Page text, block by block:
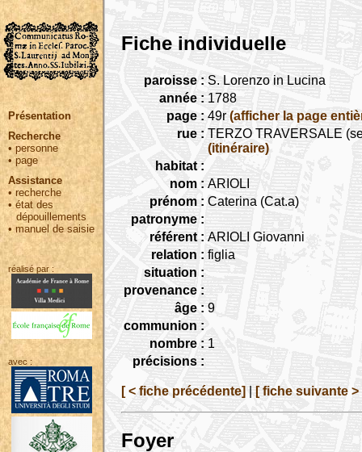
Présentation
Recherche
• personne
•page
Assistance
• recherche
•état des
dépouillements
•manuel de saisie
réalisé par :
avec :
Fiche individuelle
paroisse : S. Lorenzo in Lucina
année : 1788
page : 49r (afficher la page
rue : TERZO TRAVERSALE
(itinéraire)
habitat :
nom : ARIOLI
prénom : Caterina (Cat.a)
patronyme :
référent : ARIOLI Giovanni
relation : figlia
situation :
provenance :
âge : 9
communion :
nombre : 1
précisions :
[ < fiche précédente] [ fiche suivante >
Foyer